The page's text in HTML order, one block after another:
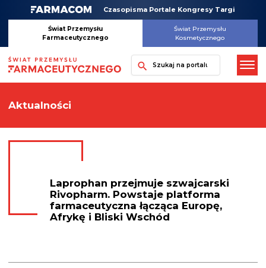
Czasopisma Portale Kongresy Targi
Świat Przemysłu
Farmaceutycznego
Świat Przemysłu
Kosmetycznego
Szukaj
Aktualności
Laprophan przejmuje szwajcarski
Rivopharm. Powstaje platforma
farmaceutyczna łącząca Europę,
Afrykę i Bliski Wschód